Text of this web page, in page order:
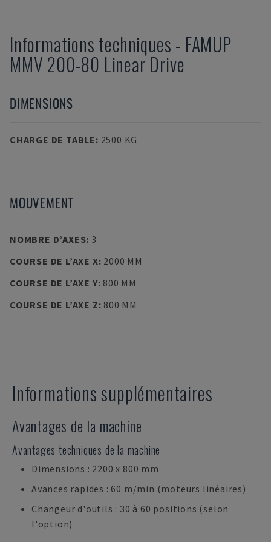
Informations techniques - FAMUP
MMV 200-80 Linear Drive
DIMENSIONS
CHARGE DE TABLE: 2500 KG
MOUVEMENT
NOMBRE D’AXES: 3
COURSE DE L’AXE X: 2000 MM
COURSE DE L’AXE Y: 800 MM
COURSE DE L’AXE Z: 800 MM
Informations supplémentaires
Avantages de la machine
Avantages techniques de la machine
Dimensions : 2200 x 800 mm
Avances rapides : 60 m/min (moteurs linéaires)
Changeur d'outils : 30 à 60 positions (selon
l'option)